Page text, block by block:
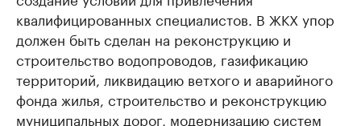
квалифицированных специалистов. В ЖКХ упор
должен быть сделан на реконструкцию и
строительство водопроводов, газификацию
территорий, ликвидацию ветхого и аварийного
фонда жилья, строительство и реконструкцию
муниципальных дорог, модернизацию систем